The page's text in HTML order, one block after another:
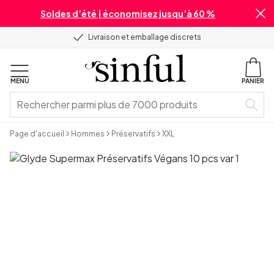
Soldes d’été | économisez jusqu’à 60 %
Livraison et emballage discrets
MENU PANIER
Page d'accueil Hommes Préservatifs XXL